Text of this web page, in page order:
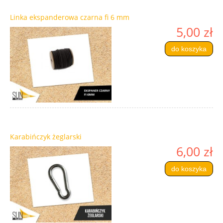
Linka ekspanderowa czarna fi 6 mm
5,00 zł
do koszyka
Karabińczyk żeglarski
6,00 zł
do koszyka